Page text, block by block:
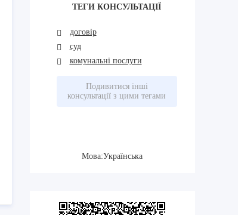
ТЕГИ КОНСУЛЬТАЦІЇ
договір
суд
комунальні послуги
Подивитися інші
консультації з цими тегами
Мова:Українська